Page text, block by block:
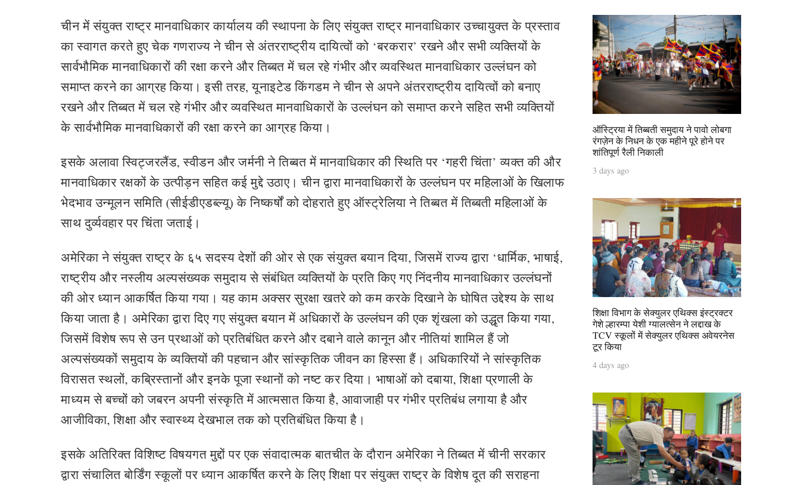
चीन में संयुक्त राष्ट्र मानवाधिकार कार्यालय की स्थापना के लिए संयुक्त राष्ट्र मानवाधिकार उच्चायुक्त के प्रस्ताव
का स्वागत करते हुए चेक गणराज्य ने चीन से अंतरराष्ट्रीय दायित्वों को ‘बरकरार’ रखने और सभी व्यक्तियों के
सार्वभौमिक मानवाधिकारों की रक्षा करने और तिब्बत में चल रहे गंभीर और व्यवस्थित मानवाधिकार उल्लंघन को
समाप्त करने का आग्रह किया। इसी तरह, यूनाइटेड किंगडम ने चीन से अपने अंतरराष्ट्रीय दायित्वों को बनाए
रखने और तिब्बत में चल रहे गंभीर और व्यवस्थित मानवाधिकारों के उल्लंघन को समाप्त करने सहित सभी व्यक्तियों
के सार्वभौमिक मानवाधिकारों की रक्षा करने का आग्रह किया।
इसके अलावा स्विट्जरलैंड, स्वीडन और जर्मनी ने तिब्बत में मानवाधिकार की स्थिति पर ‘गहरी चिंता’ व्यक्त की और
मानवाधिकार रक्षकों के उत्पीड़न सहित कई मुद्दे उठाए। चीन द्वारा मानवाधिकारों के उल्लंघन पर महिलाओं के खिलाफ
भेदभाव उन्मूलन समिति (सीईडीएडब्ल्यू) के निष्कर्षों को दोहराते हुए ऑस्ट्रेलिया ने तिब्बत में तिब्बती महिलाओं के
साथ दुर्व्यवहार पर चिंता जताई।
अमेरिका ने संयुक्त राष्ट्र के ६५ सदस्य देशों की ओर से एक संयुक्त बयान दिया, जिसमें राज्य द्वारा ‘धार्मिक, भाषाई,
राष्ट्रीय और नस्‍लीय अल्पसंख्यक समुदाय से संबंधित व्यक्तियों के प्रति‍ किए गए निंदनीय मानवाधिकार उल्लंघनों
की ओर ध्यान आकर्षित किया गया। यह काम अक्सर सुरक्षा खतरे को कम करके दिखाने के घोषित उद्देश्य के साथ
किया जाता है। अमेरिका द्वारा दिए गए संयुक्त बयान में अधिकारों के उल्लंघन की एक शृंखला को उद्धृत किया गया,
जिसमें विशेष रूप से उन प्रथाओं को प्रतिबंधित करने और दबाने वाले कानून और नीतियां शामिल हैं जो
अल्पसंख्यकों समुदाय के व्यक्तियों की पहचान और सांस्कृतिक जीवन का हिस्सा हैं। अधिकारियों ने सांस्कृतिक
विरासत स्थलों, कब्रिस्तानों और इनके पूजा स्थानों को नष्ट कर दिया। भाषाओं को दबाया, शिक्षा प्रणाली के
माध्यम से बच्चों को जबरन अपनी संस्‍कृति में आत्मसात किया है, आवाजाही पर गंभीर प्रतिबंध लगाया है और
आजीविका, शिक्षा और स्वास्थ्य देखभाल तक को प्रतिबंधित किया है।
इसके अतिरिक्त विशिष्ट विषयगत मुद्दों पर एक संवादात्मक बातचीत के दौरान अमेरिका ने तिब्बत में चीनी सरकार
द्वारा संचालित बोर्डिंग स्कूलों पर ध्यान आकर्षित करने के लिए शिक्षा पर संयुक्त राष्ट्र के विशेष दूत की सराहना
ऑस्ट्रिया में तिब्बती समुदाय ने पावो लोबगा
रंगज़ेन के निधन के एक महीने पूरे होने पर
शांतिपूर्ण रैली निकाली
3 days ago
शिक्षा विभाग के सेक्युलर एथिक्स इंस्ट्रक्टर
गेशे ल्हारम्पा येशी ग्यालत्सेन ने लद्दाख के
TCV स्कूलों में सेक्युलर एथिक्स अवेयरनेस
टूर किया
4 days ago